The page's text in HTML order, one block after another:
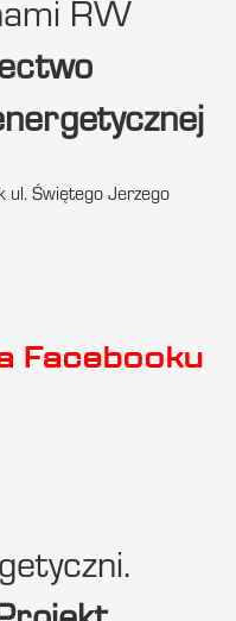
RW
ul. Świętego Jerzego
Facebooku